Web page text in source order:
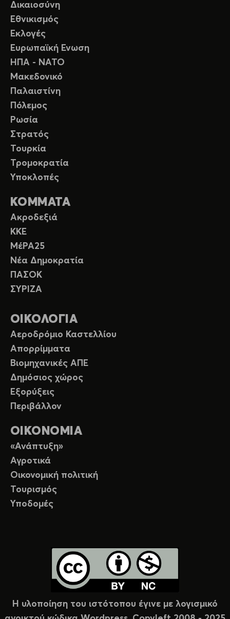
Δικαιοσύνη
Εθνικισμός
Εκλογές
Ευρωπαϊκή Ενωση
ΗΠΑ - ΝΑΤΟ
Μακεδονικό
Παλαιστίνη
Πόλεμος
Ρωσία
Στρατός
Τουρκία
Τρομοκρατία
Υποκλοπές
ΚΟΜΜΑΤΑ
Ακροδεξιά
ΚΚΕ
ΜέΡΑ25
Νέα Δημοκρατία
ΠΑΣΟΚ
ΣΥΡΙΖΑ
ΟΙΚΟΛΟΓΙΑ
Αεροδρόμιο Καστελλίου
Απορρίμματα
Βιομηχανικές ΑΠΕ
Δημόσιος χώρος
Εξορύξεις
Περιβάλλον
ΟΙΚΟΝΟΜΙΑ
«Ανάπτυξη»
Αγροτικά
Οικονομική πολιτική
Τουρισμός
Υποδομές
Η υλοποίηση του ιστότοπου έγινε με λογισμικό